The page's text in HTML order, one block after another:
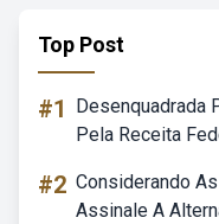
Top Post
#1
Desenquadrada
Pela Receita
#2 Considerando
Assinale A